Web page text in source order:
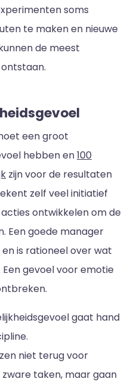
soms
te maken en nieuwe
de meest
een groot
hebben en100
zijn voor de resultaten
zelf veel initiatief
ontwikkelen om de
Een goede manager
is rationeel over wat
gevoel voor emotie
gaat hand
niet terug voor
zware taken, maar gaan